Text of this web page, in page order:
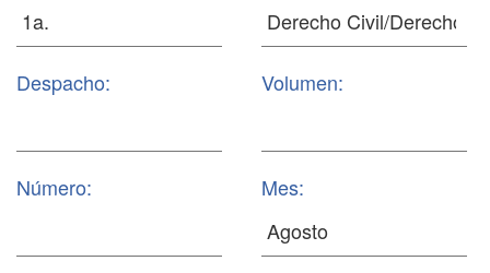
Despacho: Volumen:
Número: Mes: